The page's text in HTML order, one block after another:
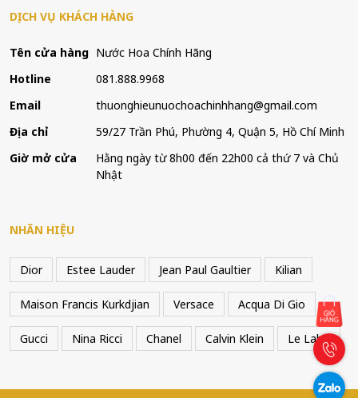
DỊCH VỤ KHÁCH HÀNG
Tên cửa hàng Nước Hoa Chính Hãng
Hotline
081.888.9968
Email
thuonghieunuochoachinhhang@gmail.com
Địa chỉ
59/27 Trần Phú, Phường 4, Quận 5, Hồ Chí Minh
Giờ mở cửa
Hằng ngày từ 8h00 đến 22h00 cả thứ 7 và Chủ
Nhật
NHÃN HIỆU
Dior Estee Lauder Jean Paul Gaultier Kilian
Maison Francis Kurkdjian Versace Acqua Di Gio
Gucci Nina Ricci Chanel Calvin Klein Le Labo